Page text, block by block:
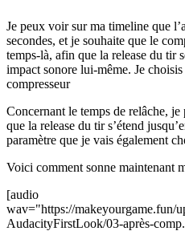
Je peux voir sur ma timeline que
secondes, et je souhaite que le
temps-là, afin que la release du tir
impact sonore lui-même. Je
compresseur
Concernant le temps de relâche,
que la release du tir s’étend
paramètre que je vais également
Voici comment sonne maintenant
[audio
wav="https://makeyourgame.fun/
AudacityFirstLook/03-après-